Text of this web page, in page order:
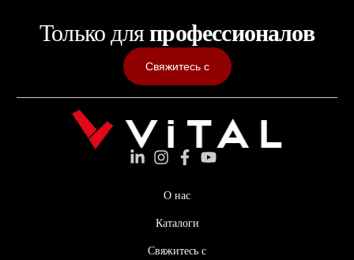
Только дляпрофессионалов
Свяжитесь с
О нас
Каталоги
Свяжитесь с